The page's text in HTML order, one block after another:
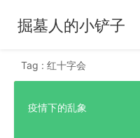
掘墓人的小铲子
Tag : 红十字会
疫情下的乱象